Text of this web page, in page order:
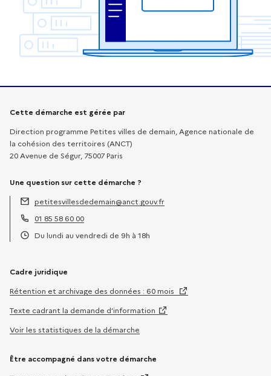
Informations sur la démarche
Cette démarche est gérée par
Direction programme Petites villes de demain, Agence nationale de
la cohésion des territoires (ANCT)
20 Avenue de Ségur, 75007 Paris
Une question sur cette démarche ?
Adresse électronique :
petitesvillesdedemain@anct.gouv.fr
Téléphone :
01 85 58 60 00
Du lundi au vendredi de 9h à 18h
Cadre juridique
Rétention et archivage des données : 60 mois
Texte cadrant la demande d’information
Voir les statistiques de la démarche
Être accompagné dans votre démarche